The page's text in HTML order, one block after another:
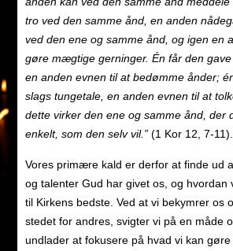
tro ved den samme ånd, en anden
ved den ene og samme ånd, og igen en
gøre mægtige gerninger. Én får den gave
en anden evnen til at bedømme ånder;
slags tungetale, en anden evnen til at
dette virker den ene og samme ånd, der
enkelt, som den selv vil.”(1 Kor 12, 7-11).
Vores primære kald er derfor at finde ud
og talenter Gud har givet os, og hvordan
til Kirkens bedste. Ved at vi bekymrer os
stedet for andres, svigter vi på en måde
undlader at fokusere på hvad vi kan